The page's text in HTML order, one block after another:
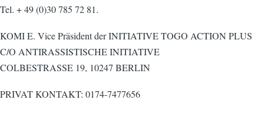
Tel. + 49 (0)30 785 72 81.
KOMI E. Vice Präsident der INITIATIVE TOGO ACTION PLUS
C/O ANTIRASSISTISCHE INITIATIVE
COLBESTRASSE 19, 10247 BERLIN
PRIVAT KONTAKT: 0174-7477656